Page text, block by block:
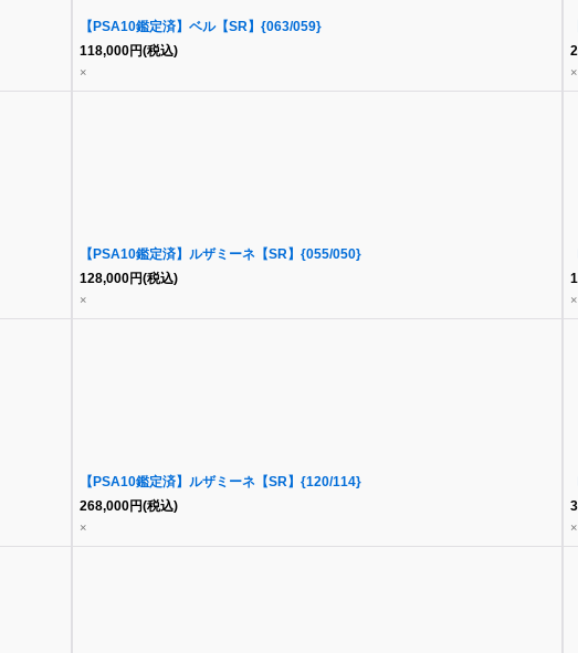
【PSA10鑑定済】ベル【SR】{063/059}
118,000円(税込)
× ×
【PSA10鑑定済】ルザミーネ【SR】{055/050}
128,000円(税込)
× ×
【PSA10鑑定済】ルザミーネ【SR】{120/114}
268,000円(税込)
× ×